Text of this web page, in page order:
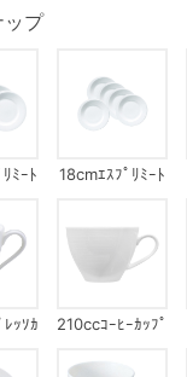
ップ
ﾐｰﾄ
18cmｴｽﾌﾟﾘﾐｰﾄ
ｯｿｶ
210ccｺｰﾋｰｶｯﾌﾟ